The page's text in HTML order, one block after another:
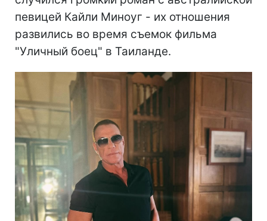
певицей Кайли Миноуг - их отношения
развились во время съемок фильма
"Уличный боец" в Таиланде.